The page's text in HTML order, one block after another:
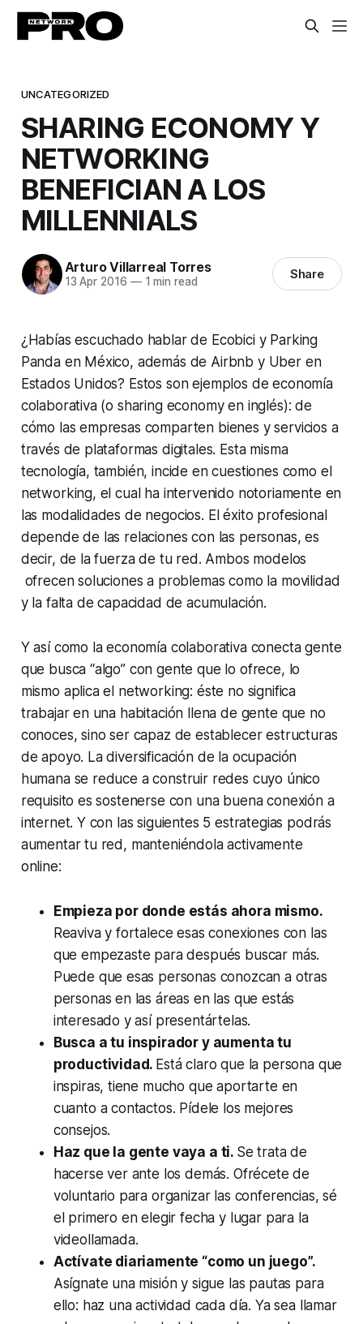
UNCATEGORIZED
SHARING ECONOMY Y
NETWORKING
BENEFICIAN A LOS
MILLENNIALS
Arturo Villarreal Torres
13 Apr 2016 —1 min read Share
¿Habías escuchado hablar de Ecobici y Parking
Panda en México, además de Airbnb y Uber en
Estados Unidos? Estos son ejemplos de economía
colaborativa (o sharing economyen inglés): de
cómo las empresas comparten bienes y servicios a
través de plataformas digitales. Esta misma
tecnología, también, incide en cuestiones como el
networking, el cual ha intervenido notoriamente en
las modalidades de negocios. El éxito profesional
depende de las relaciones con las personas, es
decir, de la fuerza de tu red. Ambos modelos
ofrecen soluciones a problemas como la movilidad
y la falta de capacidad de acumulación.
Y así como la economía colaborativa conecta gente
que busca “algo” con gente que lo ofrece, lo
mismo aplica el networking: éste no significa
trabajar en una habitación llena de gente que no
conoces, sino ser capaz de establecer estructuras
de apoyo. La diversificación de la ocupación
humana se reduce a construir redes cuyo único
requisito es sostenerse con una buena conexión a
internet. Y con las siguientes 5 estrategias podrás
aumentar tu red, manteniéndola activamente
online:
Empieza por donde estás ahora mismo.
Reaviva y fortalece esas conexiones con las
que empezaste para después buscar más.
Puede que esas personas conozcan a otras
personas en las áreas en las que estás
interesado y así presentártelas.
Busca a tu inspirador y aumenta tu
productividad. Está claro que la persona que
inspiras, tiene mucho que aportarte en
cuanto a contactos. Pídele los mejores
consejos.
Haz que la gente vaya a ti. Se trata de
hacerse ver ante los demás. Ofrécete de
voluntario para organizar las conferencias, sé
el primero en elegir fecha y lugar para la
videollamada.
Actívate diariamente “como un juego”.
Asígnate una misión y sigue las pautas para
ello: haz una actividad cada día. Ya sea llamar